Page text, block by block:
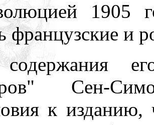
1905
французские и
Сен-
к